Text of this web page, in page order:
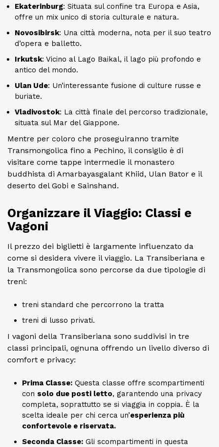
Ekaterinburg: Situata sul confine tra Europa e Asia,
offre un mix unico di storia culturale e natura.
Novosibirsk: Una città moderna, nota per il suo teatro
d’opera e balletto.
Irkutsk: Vicino al Lago Baikal, il lago più profondo e
antico del mondo.
Ulan Ude: Un’interessante fusione di culture russe e
buriate.
Vladivostok: La città finale del percorso tradizionale,
situata sul Mar del Giappone.
Mentre per coloro che proseguiranno tramite
Transmongolica fino a Pechino, il consiglio è di
visitare come tappe intermedie il monastero
buddhista di Amarbayasgalant Khiid, Ulan Bator e il
deserto del Gobi e Sainshand.
Organizzare il Viaggio: Classi e
Vagoni
Il prezzo dei biglietti è largamente influenzato da
come si desidera vivere il viaggio. La Transiberiana e
la Transmongolica sono percorse da due tipologie di
treni:
treni standard che percorrono la tratta
treni di lusso privati.
I vagoni della Transiberiana sono suddivisi in tre
classi principali, ognuna offrendo un livello diverso di
comfort e privacy:
Prima Classe: Questa classe offre scompartimenti
con solo due posti letto, garantendo una privacy
completa, soprattutto se si viaggia in coppia. È la
scelta ideale per chi cerca un’esperienza più
confortevole e riservata.
Seconda Classe: Gli scompartimenti in questa